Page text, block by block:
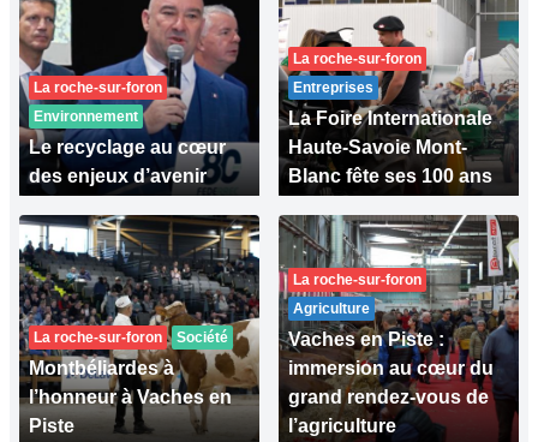
La roche-sur-foron
Environnement
Le recyclage au cœur
des enjeux d’avenir
La roche-sur-foron
Entreprises
La Foire Internationale
Haute-Savoie Mont-
Blanc fête ses 100 ans
La roche-sur-foron Société
Montbéliardes à
l’honneur à Vaches en
Piste
La roche-sur-foron
Agriculture
Vaches en Piste :
immersion au cœur du
grand rendez-vous de
l’agriculture